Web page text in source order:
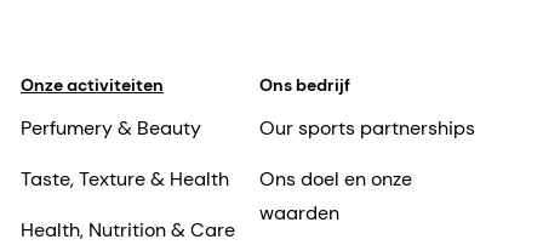
Onze activiteiten
Perfumery & Beauty
Taste, Texture & Health
Health, Nutrition & Care
Ons bedrijf
Our sports partnerships
Ons doel en onze
waarden